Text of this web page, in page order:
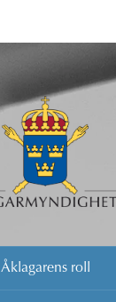
Åklagarens roll